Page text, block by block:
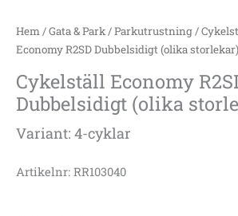
Hem/Gata & Park/Parkutrustning/
Economy R2SD Dubbelsidigt (olika storlekar)
Cykelställ Economy
Dubbelsidigt (olika
Variant: 4-cyklar
Artikelnr: RR103040